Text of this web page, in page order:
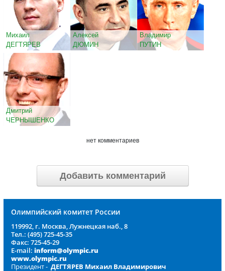
Михаил
ДЕГТЯРЕВ
Алексей
ДЮМИН
Владимир
ПУТИН
Дмитрий
ЧЕРНЫШЕНКО
нет комментариев
Добавить комментарий
Олимпийский комитет России
119992, г. Москва, Лужнецкая наб., 8
Тел.: (495) 725-45-35
Факс: 725-45-29
E-mail: inform@olympic.ru
www.olympic.ru
Президент - ДЕГТЯРЕВ Михаил Владимирович